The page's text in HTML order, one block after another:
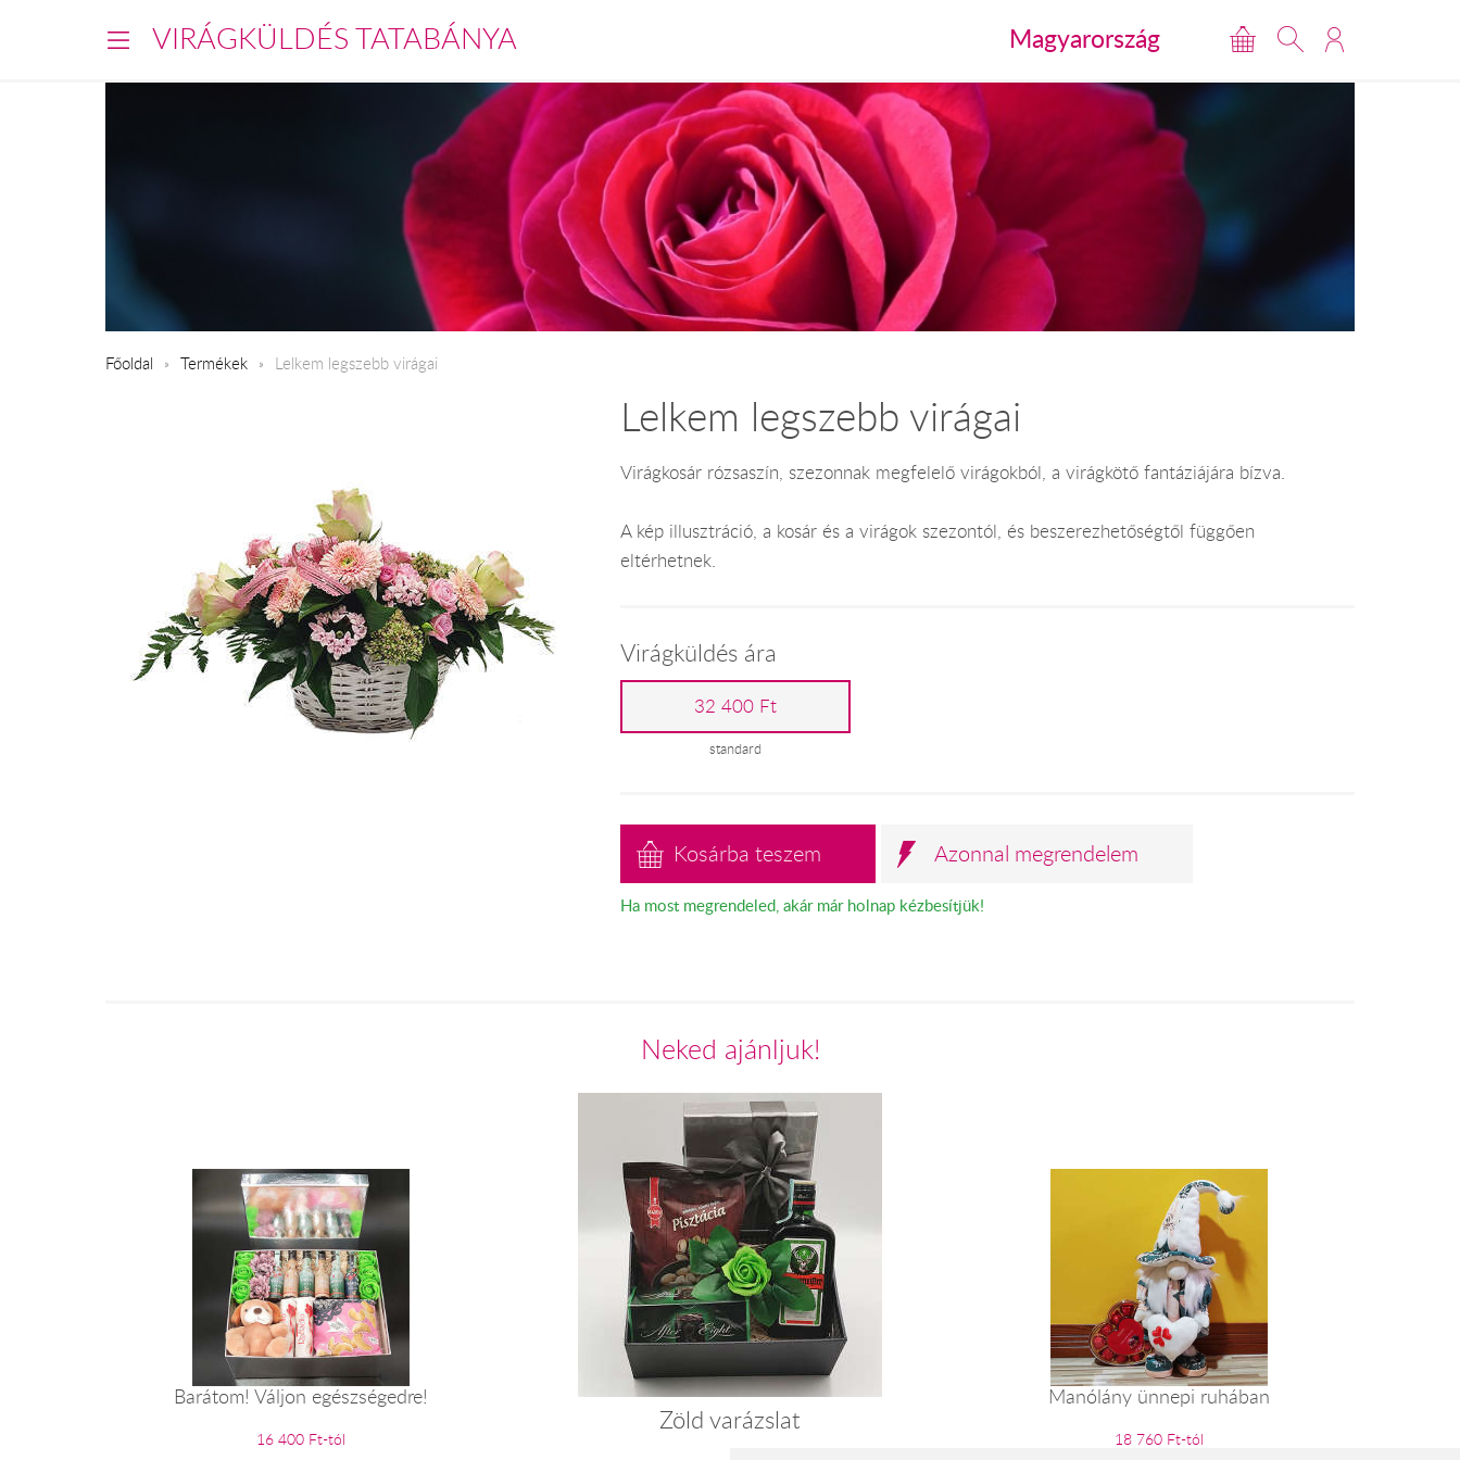
VIRÁGKÜLDÉS TATABÁNYA Magyarország
Főoldal Termékek Lelkem legszebb virágai
Lelkem legszebb virágai
Virágkosár rózsaszín, szezonnak megfelelő virágokból, a virágkötő fantáziájára bízva.
A kép illusztráció, a kosár és a virágok szezontól, és beszerezhetőségtől függően
eltérhetnek.
Virágküldés ára
32 400 Ft
standard
Kosárba teszem Azonnal megrendelem
Ha most megrendeled, akár már holnap kézbesítjük!
Neked ajánljuk!
Barátom! Váljon egészségedre!
16 400 Ft-tól
Zöld varázslat
Manólány ünnepi ruhában
18 760 Ft-tól